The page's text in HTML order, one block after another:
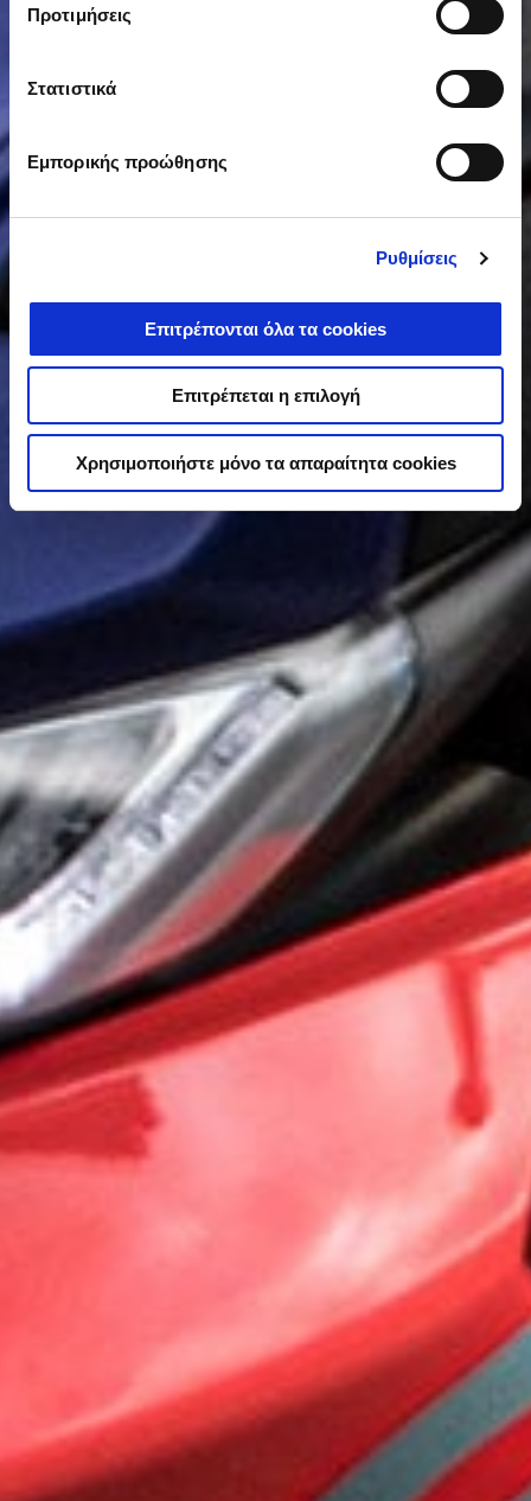
Προτιμήσεις
Στατιστικά
Εμπορικής προώθησης
Ρυθμίσεις
Επιτρέπονται όλα τα cookies
Επιτρέπεται η επιλογή
Χρησιμοποιήστε μόνο τα απαραίτητα cookies